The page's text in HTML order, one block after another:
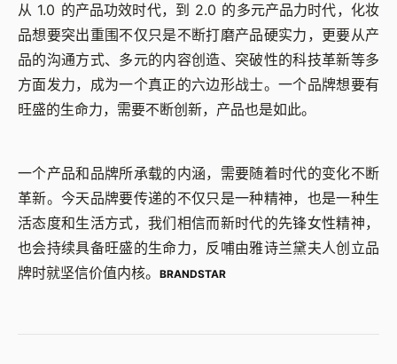
从 1.0 的产品功效时代，到 2.0 的多元产品力时代，化妆
品想要突出重围不仅只是不断打磨产品硬实力，更要从产
品的沟通方式、多元的内容创造、突破性的科技革新等多
方面发力，成为一个真正的六边形战士。一个品牌想要有
旺盛的生命力，需要不断创新，产品也是如此。
一个产品和品牌所承载的内涵，需要随着时代的变化不断
革新。今天品牌要传递的不仅只是一种精神，也是一种生
活态度和生活方式，我们相信而新时代的先锋女性精神，
也会持续具备旺盛的生命力，反哺由雅诗兰黛夫人创立品
牌时就坚信价值内核。
BRANDSTAR